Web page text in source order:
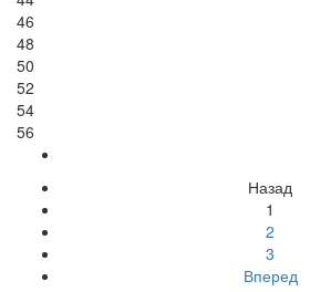
46
48
50
52
54
56
Назад
1
2
3
Вперед